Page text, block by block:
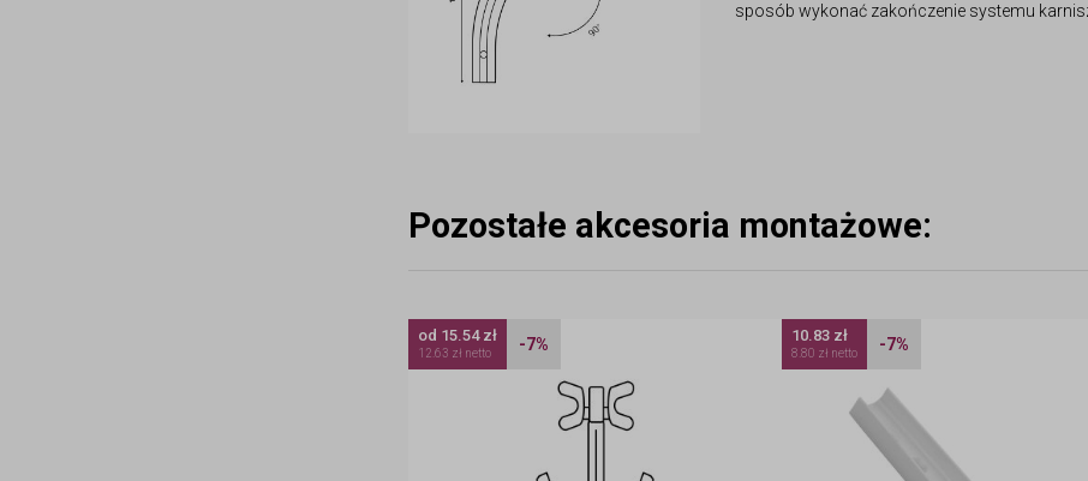
sposób wykonać zakończenie systemu
Pozostałe akcesoria montażowe:
od 15.54 zł
12.63 zł netto -7% 10.83 zł
8.80 zł netto -7%